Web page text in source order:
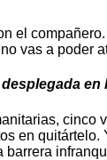
el
vas a poder
cinco
en